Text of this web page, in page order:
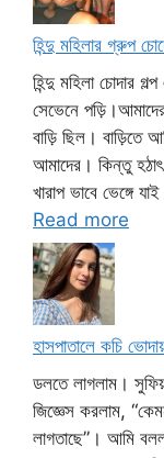
হিন্দু মহিলার গ্রুপ
হিন্দু মহিলা চোদার
সেভেনে
বাড়ি ছিল। বাড়িতে
আমাদের। কিন্তু
খারাপ ভাবে ভেঙ্গে
Read more
হাসপাতালে কচি
ডলতে লাগলাম।
জিজ্ঞেস করলাম,
লাগতাছে”। আমি